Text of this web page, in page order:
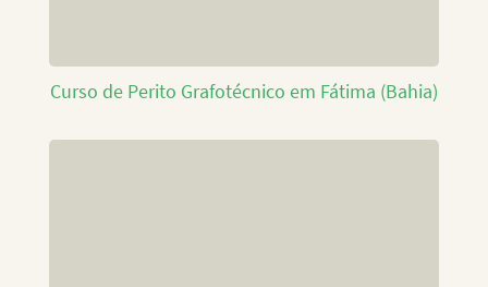
Curso de Perito Grafotécnico em Fátima (Bahia)